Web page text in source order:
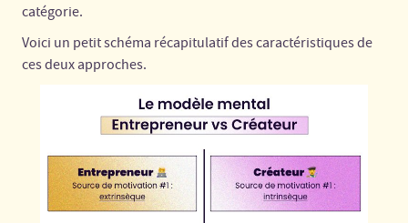
catégorie.
Voici un petit schéma récapitulatif des caractéristiques de
ces deux approches.